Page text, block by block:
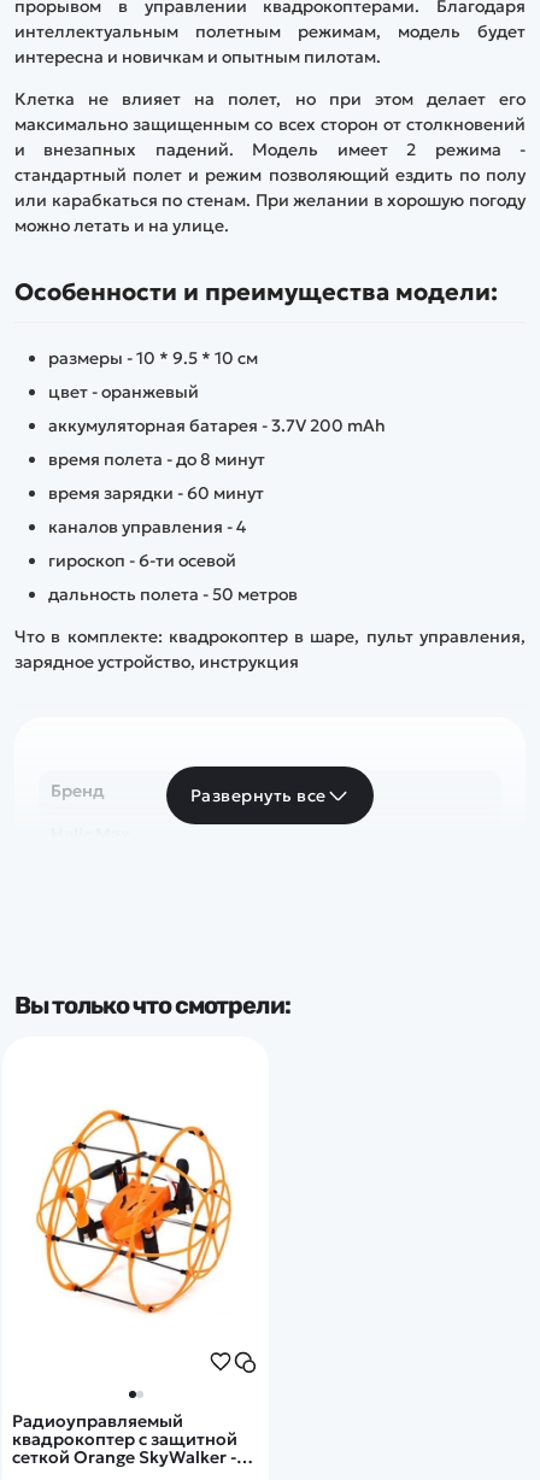
прорывом в управлении квадрокоптерами. Благодаря
интеллектуальным полетным режимам, модель будет
интересна и новичкам и опытным пилотам.
Клетка не влияет на полет, но при этом делает его
максимально защищенным со всех сторон от столкновений
и внезапных падений. Модель имеет 2 режима -
стандартный полет и режим позволяющий ездить по полу
или карабкаться по стенам. При желании в хорошую погоду
можно летать и на улице.
Особенности и преимущества модели:
размеры - 10 * 9.5 * 10 см
цвет - оранжевый
аккумуляторная батарея - 3.7V 200 mAh
время полета - до 8 минут
время зарядки - 60 минут
каналов управления - 4
гироскоп - 6-ти осевой
дальность полета - 50 метров
Что в комплекте: квадрокоптер в шаре, пульт управления,
зарядное устройство, инструкция
Бренд
Развернуть все
Вы только что смотрели:
Радиоуправляемый
квадрокоптер с защитной
сеткой Orange SkyWalker -